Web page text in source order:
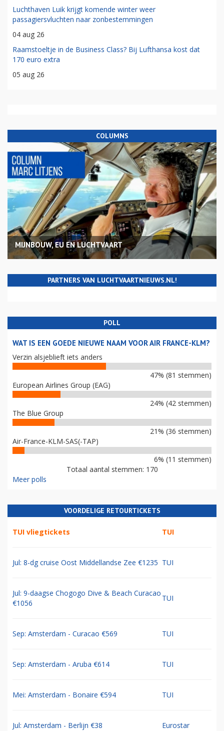
Luchthaven Luik krijgt komende winter weer
passagiersvluchten naar zonbestemmingen
04 aug 26
Raamstoeltje in de Business Class? Bij Lufthansa kost dat
170 euro extra
05 aug 26
COLUMNS
MIJNBOUW, EU EN LUCHTVAART
PARTNERS VAN LUCHTVAARTNIEUWS.NL!
POLL
WAT IS EEN GOEDE NIEUWE NAAM VOOR AIR FRANCE-KLM?
Verzin alsjeblieft iets anders
47% (81 stemmen)
European Airlines Group (EAG)
24% (42 stemmen)
The Blue Group
21% (36 stemmen)
Air-France-KLM-SAS(-TAP)
6% (11 stemmen)
Totaal aantal stemmen: 170
Meer polls
VOORDELIGE RETOURTICKETS
TUI vliegtickets TUI
Jul: 8-dg cruise Oost Middellandse Zee €1235 TUI
Jul: 9-daagse Chogogo Dive & Beach Curacao
€1056
TUI
Sep: Amsterdam - Curacao €569 TUI
Sep: Amsterdam - Aruba €614 TUI
Mei: Amsterdam - Bonaire €594 TUI
Jul: Amsterdam - Berlijn €38 Eurostar